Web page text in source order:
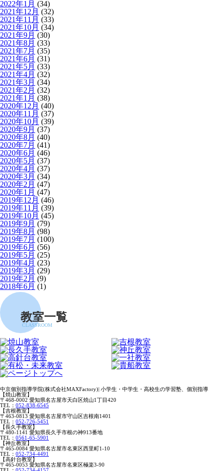
2022年1月 (34)
2021年12月 (32)
2021年11月 (33)
2021年10月 (34)
2021年9月 (30)
2021年8月 (33)
2021年7月 (35)
2021年6月 (31)
2021年5月 (33)
2021年4月 (32)
2021年3月 (34)
2021年2月 (32)
2021年1月 (38)
2020年12月 (40)
2020年11月 (37)
2020年10月 (39)
2020年9月 (37)
2020年8月 (40)
2020年7月 (41)
2020年6月 (46)
2020年5月 (37)
2020年4月 (37)
2020年3月 (34)
2020年2月 (47)
2020年1月 (47)
2019年12月 (46)
2019年11月 (39)
2019年10月 (45)
2019年9月 (79)
2019年8月 (98)
2019年7月 (100)
2019年6月 (56)
2019年5月 (25)
2019年4月 (23)
2019年3月 (29)
2019年2月 (9)
2018年6月 (1)
教室一覧
CLASSROOM
中京個別指導学院(株式会社MAXFactory)| 小学生・中学生・高校生の学習塾、個別指導
【焼山教室】
〒468-0002 愛知県名古屋市天白区焼山1丁目420
TEL： 052-838-6545
【吉根教室】
〒463-0813 愛知県名古屋市守山区吉根南1401
TEL： 052-726-5451
【長久手教室】
〒480-1141 愛知県長久手市根の神913番地
TEL： 0561-65-5901
【神丘教室】
〒465-0084 愛知県名古屋市名東区西里町1-10
TEL： 052-734-4491
【高針台教室】
〒465-0053 愛知県名古屋市名東区極楽3-90